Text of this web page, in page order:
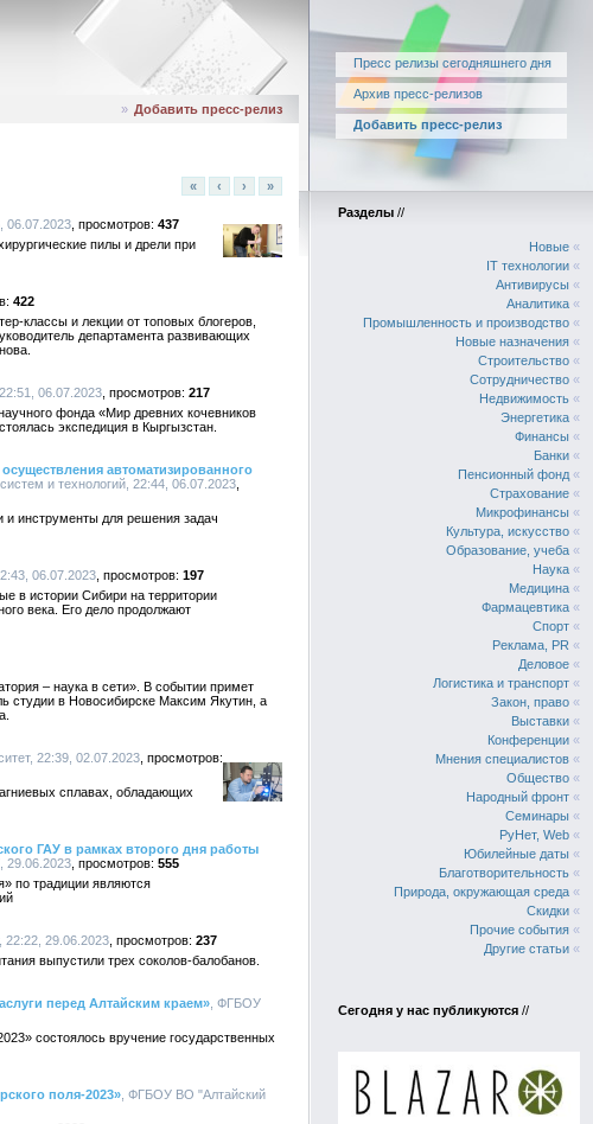
Пресс релизы сегодняшнего дня
Архив пресс-релизов
Добавить пресс-релиз
» Добавить пресс-релиз
« ‹ › »
06.07.2023
437
пилы и дрели при
422
классы и лекции от топовых блогеров,
департамента развивающих
06.07.2023
217
фонда «Мир древних кочевников
экспедиция в Кыргызстан.
автоматизированного
и технологий, 22:44, 06.07.2023
и инструменты для решения задач
06.07.2023
197
в истории Сибири на территории
века. Его дело продолжают
– наука в сети». В событии примет
студии в Новосибирске Максим Якутин, а
22:39, 02.07.2023
сплавах, обладающих
ГАУ в рамках второго дня работы
29.06.2023
555
по традиции являются
22:22, 29.06.2023
237
выпустили трех соколов-балобанов.
перед Алтайским краем» , ФГБОУ
состоялось вручение государственных
поля-2023» , ФГБОУ ВО "Алтайский
Разделы //
Новые «
IT технологии «
Антивирусы «
Аналитика «
Промышленность и производство «
Новые назначения «
Строительство «
Сотрудничество «
Недвижимость «
Энергетика «
Финансы «
Банки «
Пенсионный фонд «
Страхование «
Микрофинансы «
Культура, искусство «
Образование, учеба «
Наука «
Медицина «
Фармацевтика «
Спорт «
Реклама, PR «
Деловое «
Логистика и транспорт «
Закон, право «
Выставки «
Конференции «
Мнения специалистов «
Общество «
Народный фронт «
Семинары «
РуНет, Web «
Юбилейные даты «
Благотворительность «
Природа, окружающая среда «
Скидки «
Прочие события «
Другие статьи «
Сегодня у нас публикуются //